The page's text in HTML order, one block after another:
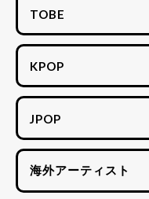
TOBE
KPOP
JPOP
海外アーティスト